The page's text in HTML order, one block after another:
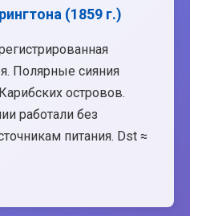
(1859 г.)
Полярные сияния
островов.
работали без
питания. Dst ≈